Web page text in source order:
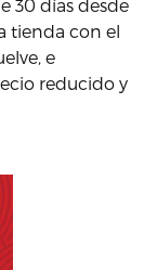
30 días desde
tienda con el
e
reducido y